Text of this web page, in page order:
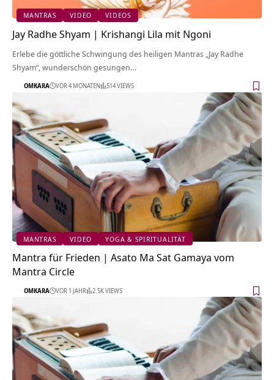
MANTRAS VIDEO VIDEOS
Jay Radhe Shyam | Krishangi Lila mit Ngoni
Erlebe die göttliche Schwingung des heiligen Mantras „Jay Radhe
Shyam“, wunderschön gesungen…
OMKARA VOR 4 MONATEN 514 VIEWS
MANTRAS VIDEO YOGA & SPIRITUALITÄT
Mantra für Frieden | Asato Ma Sat Gamaya vom
Mantra Circle
OMKARA VOR 1 JAHR 2.5K VIEWS